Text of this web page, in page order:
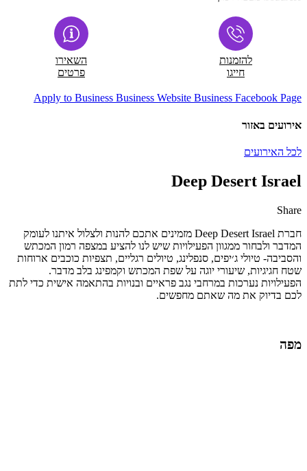
להזמנות
חייגו
השאירו
פרטים
Apply to Business Business Website Business Facebook Page
אירועים באזור
לכל האירועים
Deep Desert Israel
Share
Email
Twitter
Google
Plus
Facebook
חברת Deep Desert Israel מזמינים אתכם להנות ולצלול איתנו לעומק
המדבר ולבחור ממגוון הפעילויות שיש לנו להציע במצפה רמון המכתש
והסביבה- טיולי ג׳יפים, סנפלינג, טיולים רגליים, תצפיות כוכבים ארוחות
שטח חגיגיות, שיעורי יוגה על שפת המכתש וקמפינג בלב מדבר.
הפעילויות נערכות במרחבי נגב פראיים ובנויות בהתאמה אישית כדי לתת
לכם בדיוק את מה שאתם מחפשים.
מפה